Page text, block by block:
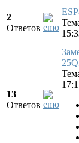
2
Ответов
13
Ответов